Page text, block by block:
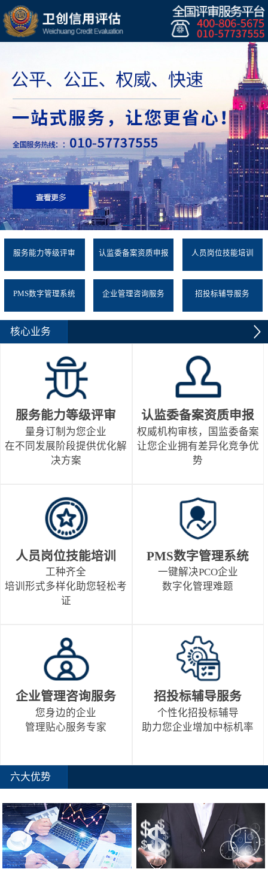
服务能力等级评审 认监委备案资质申报 人员岗位技能培训
PMS数字管理系统 企业管理咨询服务 招投标辅导服务
核心业务
服务能力等级评审
量身订制为您企业
在不同发展阶段提供优化解
决方案
认监委备案资质申报
权威机构审核，国监委备案
让您企业拥有差异化竞争优
势
人员岗位技能培训
工种齐全
培训形式多样化助您轻松考
证
PMS数字管理系统
一键解决PCO企业
数字化管理难题
企业管理咨询服务
您身边的企业
管理贴心服务专家
招投标辅导服务
个性化招投标辅导
助力您企业增加中标机率
六大优势